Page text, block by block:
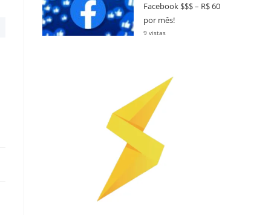
Facebook $$$ – R$ 60
por mês!
9 vistas